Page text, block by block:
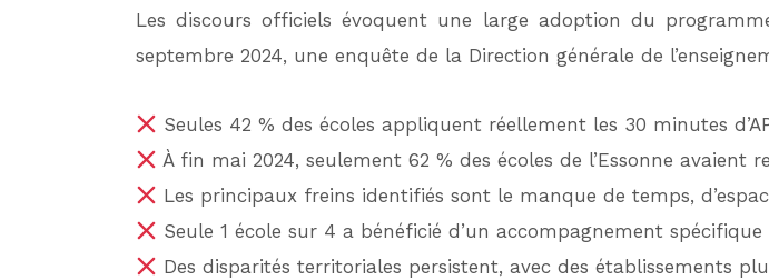
Les discours officiels évoquent une large adoption du
septembre 2024, une enquête de la Direction générale de
Seules 42 % des écoles appliquent réellement les 30 minutes
À fin mai 2024, seulement 62 % des écoles de l’Essonne
Les principaux freins identifiés sont le manque de temps,
Seule 1 école sur 4 a bénéficié d’un accompagnement
Des disparités territoriales persistent, avec des établissements